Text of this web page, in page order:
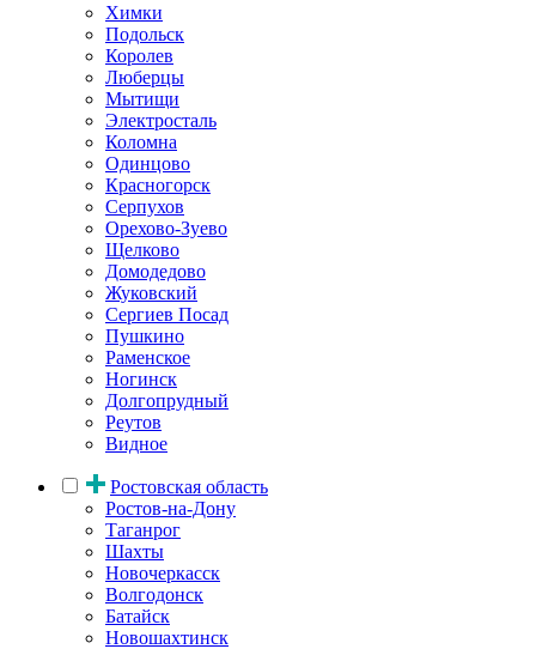
Химки
Подольск
Королев
Люберцы
Мытищи
Электросталь
Коломна
Одинцово
Красногорск
Серпухов
Орехово-Зуево
Щелково
Домодедово
Жуковский
Сергиев Посад
Пушкино
Раменское
Ногинск
Долгопрудный
Реутов
Видное
Ростовская область
Ростов-на-Дону
Таганрог
Шахты
Новочеркасск
Волгодонск
Батайск
Новошахтинск